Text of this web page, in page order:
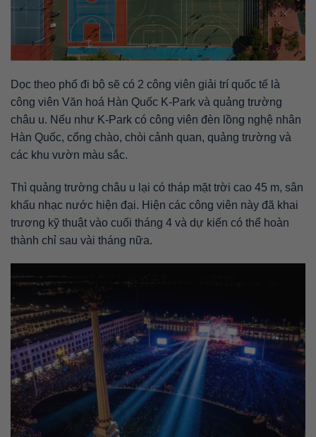
Dọc theo phố đi bộ sẽ có 2 công viên giải trí quốc tế là
công viên Văn hoá Hàn Quốc K-Park và quảng trường
châu u. Nếu như K-Park có công viên đèn lồng nghệ nhân
Hàn Quốc, cổng chào, chòi cảnh quan, quảng trường và
các khu vườn màu sắc.
Thì quảng trường châu u lại có tháp mặt trời cao 45 m, sân
khấu nhạc nước hiện đại. Hiện các công viên này đã khai
trương kỹ thuật vào cuối tháng 4 và dự kiến có thể hoàn
thành chỉ sau vài tháng nữa.